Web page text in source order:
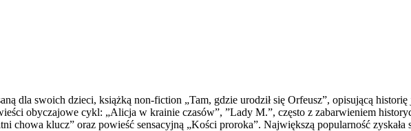
dla swoich dzieci, książką non-fiction „Tam, gdzie urodził się Orfeusz”, opisującą
obyczajowe cykl: „Alicja w krainie czasów”, ”Lady M.”, często z zabarwieniem
chowa klucz” oraz powieść sensacyjną „Kości proroka”. Największą popularność